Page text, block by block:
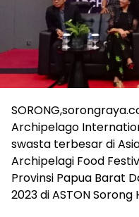
Archipelago
swasta terbesar di
Archipelagi Food
Provinsi Papua Barat
2023 di ASTON